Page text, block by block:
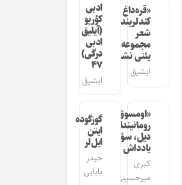
«قره‌داغ
کندلرینده»
شعر
مجموعه‌سینین
یئنی نشری
ایشیق
ادبی
کؤرپو
(آیلیق
ادبی
درگی)
۴۷
ایشیق
«اومسوق»
رومانیندا
دیل، سؤز،
یادداش
کبری
میرحسینی
گوزگوده
ایتن
ایل‌لر
حیدر
بابایی